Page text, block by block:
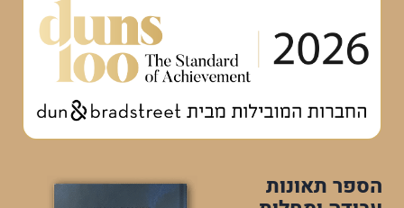
הספר תאונות